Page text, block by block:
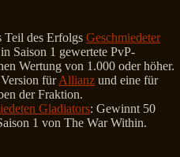
Teil des Erfolgs Geschmiedeter
Saison 1 gewertete PvP-
Wertung von 1.000 oder höher.
fürAllianz und eine für
der Fraktion.
Gladiators: Gewinnt 50
1 von The War Within.